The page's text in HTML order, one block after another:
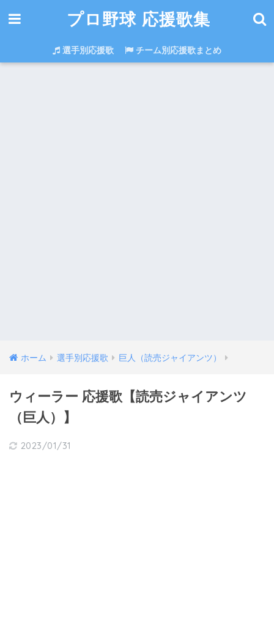
プロ野球 応援歌集
選手別応援歌 チーム別応援歌まとめ
ホーム 選手別応援歌 巨人（読売ジャイアンツ）
ウィーラー 応援歌【読売ジャイアンツ
（巨人）】
2023/01/31